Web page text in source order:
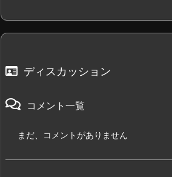
ディスカッション
コメント一覧
まだ、コメントがありません